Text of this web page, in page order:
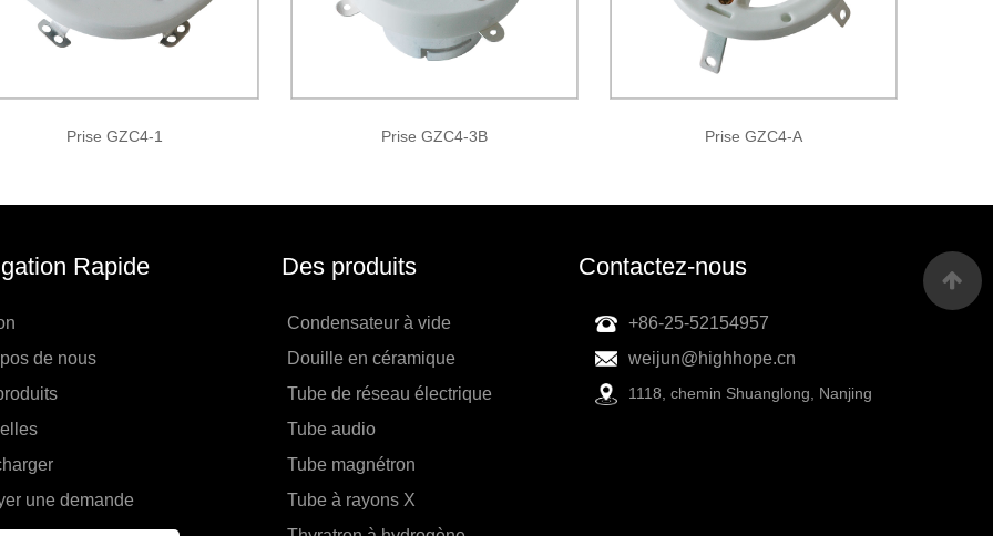
Prise GZC4-1 Prise GZC4-3B Prise GZC4-A
Rapide
de nous
une demande
Des produits
Condensateur à vide
Douille en céramique
Tube de réseau électrique
Tube audio
Tube magnétron
Tube à rayons X
Contactez-nous
+86-25-52154957
weijun@highhope.cn
1118, chemin Shuanglong, Nanjing